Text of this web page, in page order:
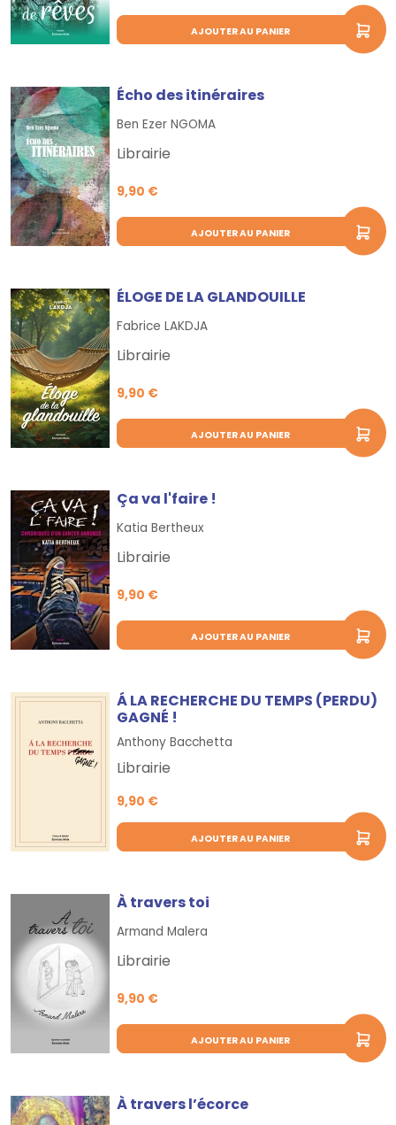
AJOUTER AU PANIER
Écho des itinéraires
Ben Ezer NGOMA
Librairie
9,90 €
AJOUTER AU PANIER
ÉLOGE DE LA GLANDOUILLE
Fabrice LAKDJA
Librairie
9,90 €
AJOUTER AU PANIER
Ça va l'faire !
Katia Bertheux
Librairie
9,90 €
AJOUTER AU PANIER
Á LA RECHERCHE DU TEMPS (PERDU)
GAGNÉ !
Anthony Bacchetta
Librairie
9,90 €
AJOUTER AU PANIER
À travers toi
Armand Malera
Librairie
9,90 €
AJOUTER AU PANIER
À travers l’écorce